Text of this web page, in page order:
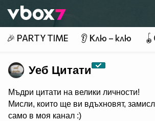
👾
🎉 PARTY TIME 👂 Клю – клю
Уеб Цитати
Мъдри цитати на велики личности!
Мисли, които ще ви вдъхновят,
само в моя канал :)